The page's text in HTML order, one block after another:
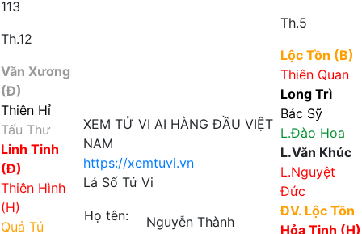
113
Th.12
Văn Xương
(Đ)
Thiên Hỉ
Tấu Thư
Linh Tinh
(Đ)
Thiên Hình
(H)
Quả Tú
XEM TỬ VI AI HÀNG ĐẦU VIỆT
NAM
https://xemtuvi.vn
Lá Số Tử Vi
Họ tên:
Nguyễn Thành
Th.5
Lộc Tồn (B)
Thiên Quan
Long Trì
Bác Sỹ
L.Đào Hoa
L.Văn Khúc
L.Nguyệt
Đức
ĐV. Lộc Tồn
Hỏa Tinh (H)